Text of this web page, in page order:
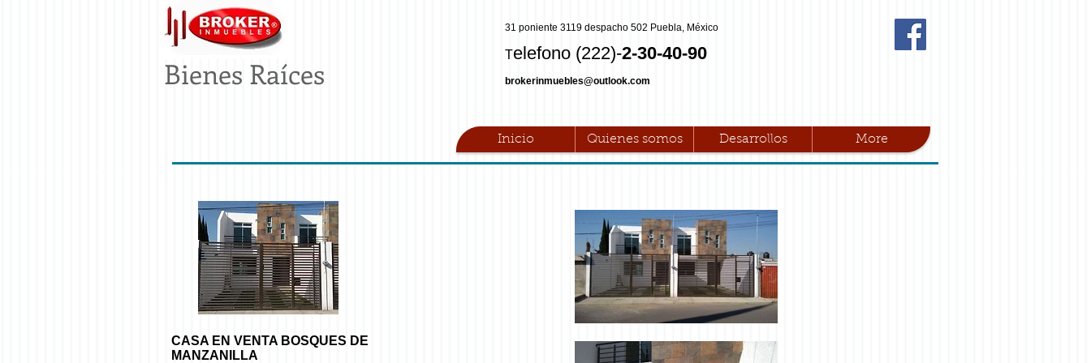
Bienes Raíces
31 poniente 3119 despacho 502 Puebla, México
Telefono (222)-2-30-40-90
brokerinmuebles@outlook.com
Inicio Quienes somos Desarrollos More
CASA EN VENTA BOSQUES DE
MANZANILLA